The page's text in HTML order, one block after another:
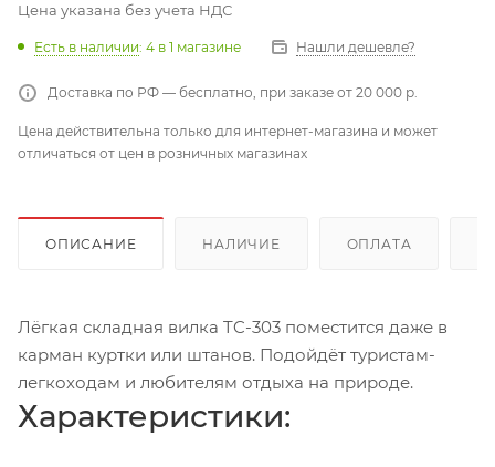
Цена указана без учета НДС
Есть в наличии: 4 в 1 магазине Нашли дешевле?
Доставка по РФ — бесплатно, при заказе от 20 000 р.
Цена действительна только для интернет-магазина и может
отличаться от цен в розничных магазинах
ОПИСАНИЕ НАЛИЧИЕ ОПЛАТА
Лёгкая складная вилка TC-303 поместится даже в
карман куртки или штанов. Подойдёт туристам-
легкоходам и любителям отдыха на природе.
Характеристики: